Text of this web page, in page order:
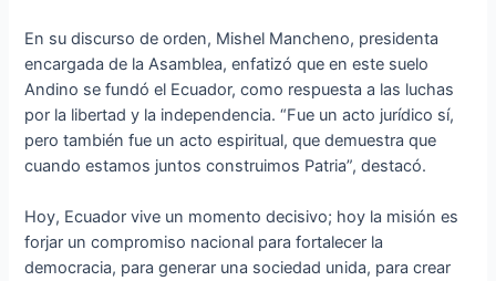
En su discurso de orden, Mishel Mancheno, presidenta
encargada de la Asamblea, enfatizó que en este suelo
Andino se fundó el Ecuador, como respuesta a las luchas
por la libertad y la independencia. “Fue un acto jurídico sí,
pero también fue un acto espiritual, que demuestra que
cuando estamos juntos construimos Patria”, destacó.
Hoy, Ecuador vive un momento decisivo; hoy la misión es
forjar un compromiso nacional para fortalecer la
democracia, para generar una sociedad unida, para crear